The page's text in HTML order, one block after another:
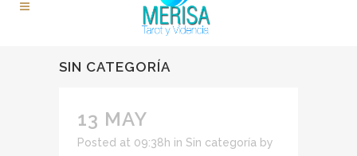
SIN CATEGORÍA
13 MAY
Posted at 09:38h in Sin categoría by